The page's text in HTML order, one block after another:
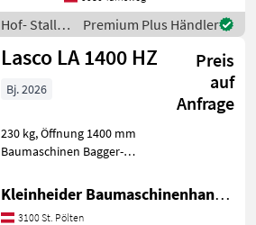
mit 12 Zinken
Hof- Stall-
und
Weidetechnik
Premium Plus Händler
Lasco LA 1400 HZ
Preis
auf
Anfrage
Bj. 2026
230 kg, Öffnung 1400 mm
Baumaschinen Bagger-
Kleinheider Baumaschinenhandel GmbH.
3100 St. Pölten